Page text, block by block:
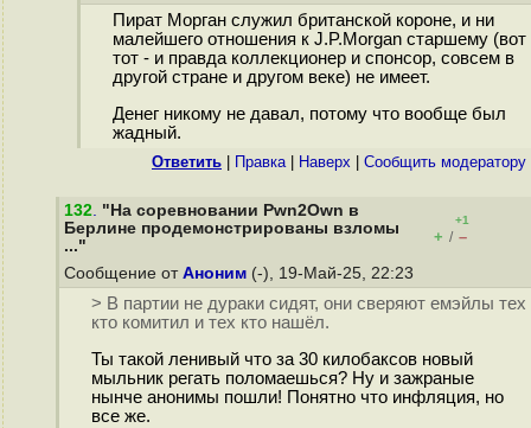
Пират Морган служил британской короне, и ни
малейшего отношения к J.P.Morgan старшему (вот
тот - и правда коллекционер и спонсор, совсем в
другой стране и другом веке) не имеет.
Денег никому не давал, потому что вообще был
жадный.
Ответить Правка| Наверх Cообщить модератору
132. "На соревновании Pwn2Own в
Берлине продемонстрированы взломы
..."
+1
+ / –
Сообщение от Аноним (-), 19-Май-25, 22:23
> В партии не дураки сидят, они сверяют емэйлы тех
кто комитил и тех кто нашёл.
Ты такой ленивый что за 30 килобаксов новый
мыльник регать поломаешься? Ну и зажраные
нынче анонимы пошли! Понятно что инфляция, но
все же.